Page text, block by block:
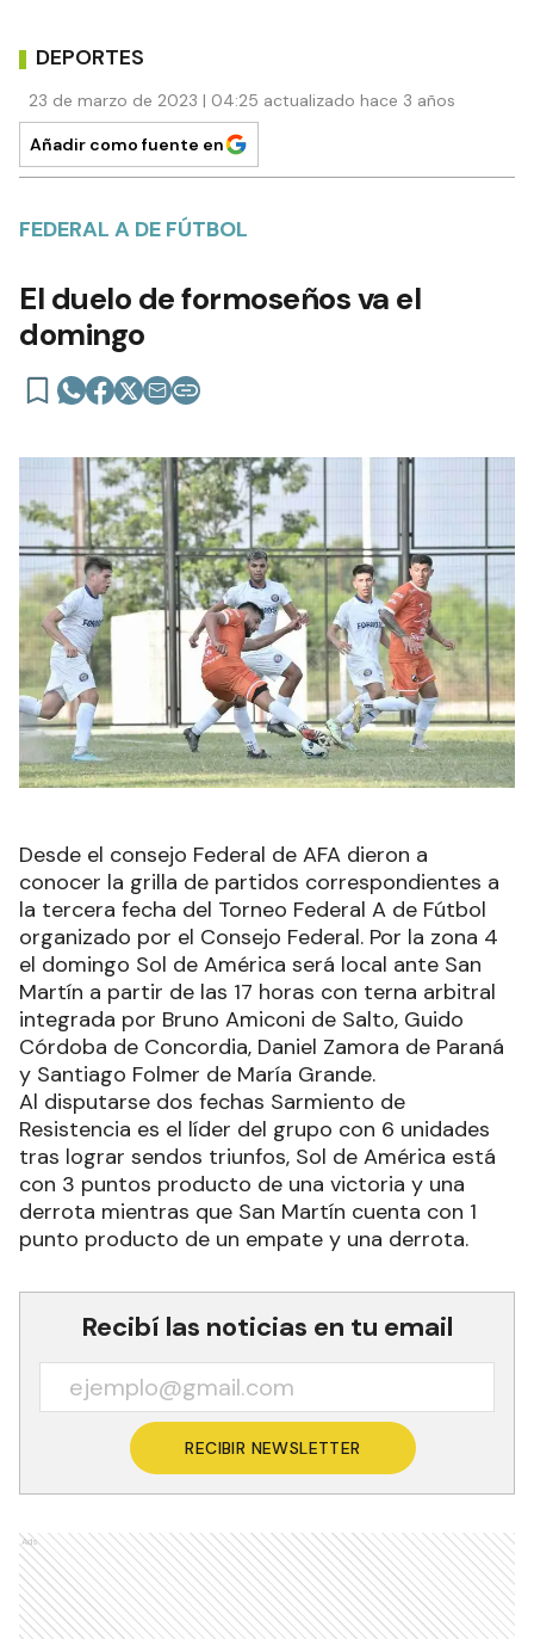
DEPORTES
23 de marzo de 2023 | 04:25 actualizado hace 3 años
Añadir como fuente en
FEDERAL A DE FÚTBOL
El duelo de formoseños va el
domingo
Desde el consejo Federal de AFA dieron a
conocer la grilla de partidos correspondientes a
la tercera fecha del Torneo Federal A de Fútbol
organizado por el Consejo Federal. Por la zona 4
el domingo Sol de América será local ante San
Martín a partir de las 17 horas con terna arbitral
integrada por Bruno Amiconi de Salto, Guido
Córdoba de Concordia, Daniel Zamora de Paraná
y Santiago Folmer de María Grande.
Al disputarse dos fechas Sarmiento de
Resistencia es el líder del grupo con 6 unidades
tras lograr sendos triunfos, Sol de América está
con 3 puntos producto de una victoria y una
derrota mientras que San Martín cuenta con 1
punto producto de un empate y una derrota.
Recibí las noticias en tu email
RECIBIR NEWSLETTER
Ads